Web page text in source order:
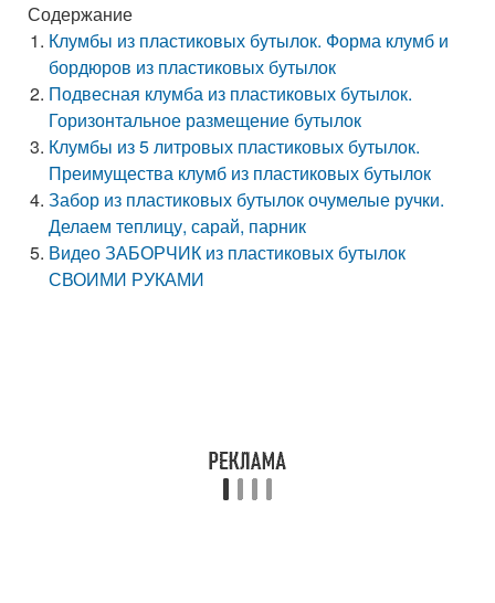
Содержание
Клумбы из пластиковых бутылок. Форма клумб и
бордюров из пластиковых бутылок
Подвесная клумба из пластиковых бутылок.
Горизонтальное размещение бутылок
Клумбы из 5 литровых пластиковых бутылок.
Преимущества клумб из пластиковых бутылок
Забор из пластиковых бутылок очумелые ручки.
Делаем теплицу, сарай, парник
Видео ЗАБОРЧИК из пластиковых бутылок
СВОИМИ РУКАМИ